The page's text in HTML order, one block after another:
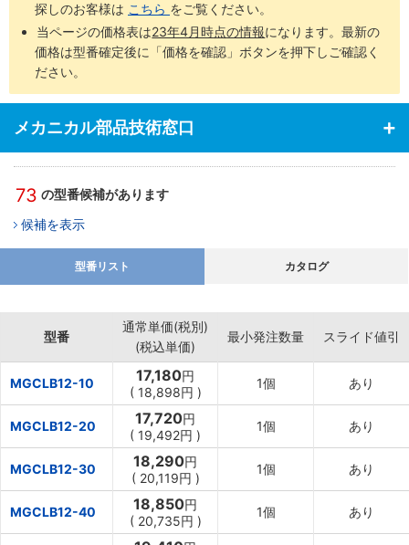
探しのお客様は こちら をご覧ください。
当ページの価格表は23年4月時点の情報になります。最新の
価格は型番確定後に「価格を確認」ボタンを押下しご確認く
ださい。
メカニカル部品技術窓口
73 の型番候補があります
候補を表示
型番リスト カタログ
型番
通常単価(税別)
(税込単価)
最小発注数量 スライド値引
MGCLB12-10 17,180円
( 18,898円 )
1個 あり
MGCLB12-20 17,720円
( 19,492円 )
1個 あり
MGCLB12-30 18,290円
( 20,119円 )
1個 あり
MGCLB12-40 18,850円
( 20,735円 )
1個 あり